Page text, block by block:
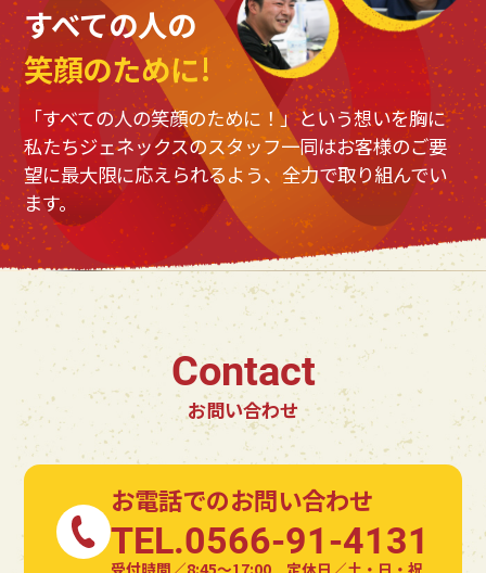
すべての人の
笑顔のために!
「すべての人の笑顔のために！」という想いを胸に
私たちジェネックスのスタッフ一同はお客様のご要
望に最大限に応えられるよう、全力で取り組んでい
ます。
Contact
お問い合わせ
お電話でのお問い合わせ
TEL.0566-91-4131